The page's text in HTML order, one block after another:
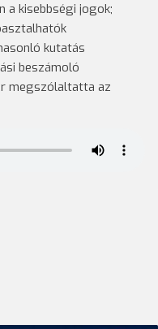
a kisebbségi jogok;
kutatás
beszámoló
megszólaltatta az